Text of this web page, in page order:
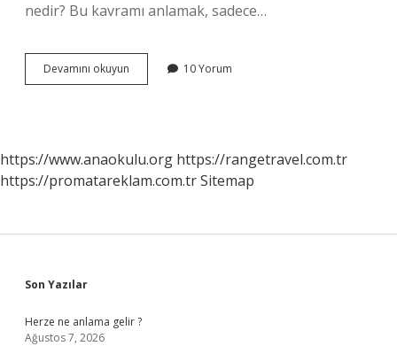
nedir? Bu kavramı anlamak, sadece…
Devamını okuyun
tasavvuf
10 Yorum
https://www.anaokulu.org https://rangetravel.com.tr
https://promatareklam.com.trSitemap
Sidebar
Son Yazılar
Herze ne anlama gelir ?
Ağustos 7, 2026